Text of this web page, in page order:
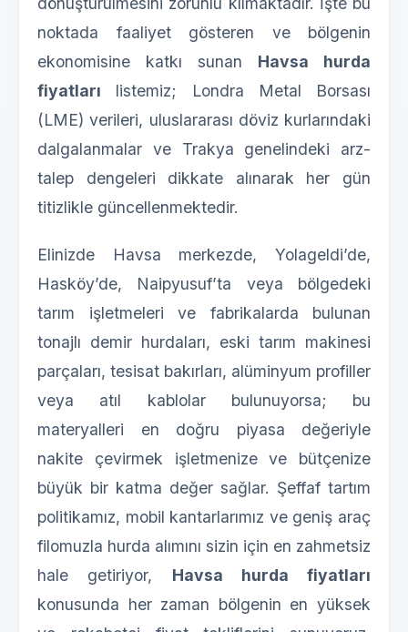
noktada faaliyet gösteren ve bölgenin
ekonomisine katkı sunan Havsa hurda
fiyatları listemiz; Londra Metal Borsası
(LME) verileri, uluslararası döviz kurlarındaki
dalgalanmalar ve Trakya genelindeki arz-
talep dengeleri dikkate alınarak her gün
titizlikle güncellenmektedir.
Elinizde Havsa merkezde, Yolageldi’de,
Hasköy’de, Naipyusuf’ta veya bölgedeki
tarım işletmeleri ve fabrikalarda bulunan
tonajlı demir hurdaları, eski tarım makinesi
parçaları, tesisat bakırları, alüminyum profiller
veya atıl kablolar bulunuyorsa; bu
materyalleri en doğru piyasa değeriyle
nakite çevirmek işletmenize ve bütçenize
büyük bir katma değer sağlar. Şeffaf tartım
politikamız, mobil kantarlarımız ve geniş araç
filomuzla hurda alımını sizin için en zahmetsiz
hale getiriyor, Havsa hurda fiyatları
konusunda her zaman bölgenin en yüksek